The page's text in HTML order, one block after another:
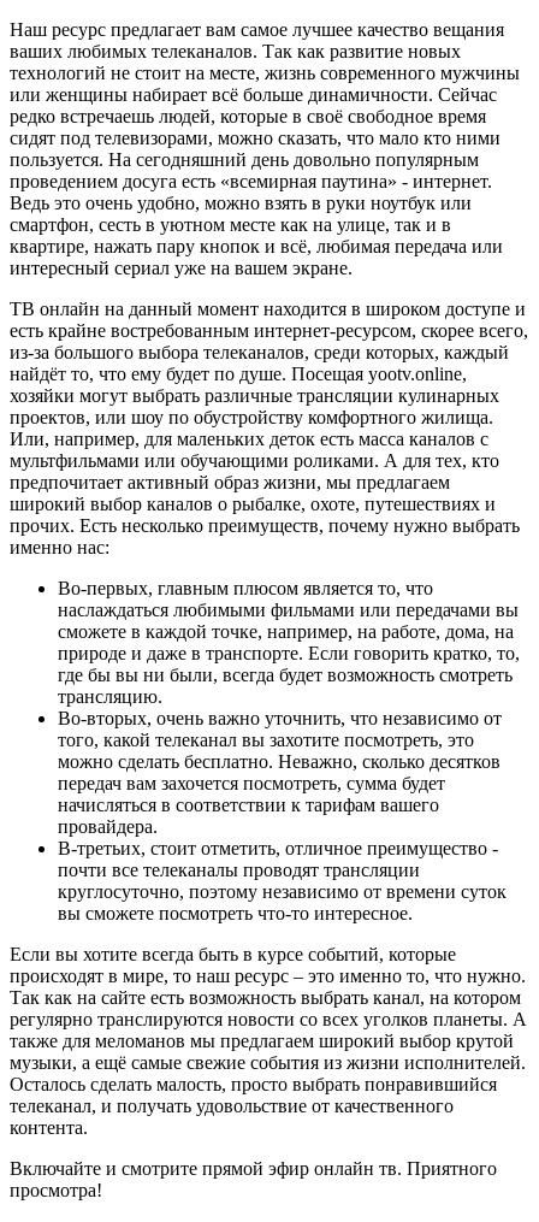
Наш ресурс предлагает вам самое лучшее качество вещания
ваших любимых телеканалов. Так как развитие новых
технологий не стоит на месте, жизнь современного мужчины
или женщины набирает всё больше динамичности. Сейчас
редко встречаешь людей, которые в своё свободное время
сидят под телевизорами, можно сказать, что мало кто ними
пользуется. На сегодняшний день довольно популярным
проведением досуга есть «всемирная паутина» - интернет.
Ведь это очень удобно, можно взять в руки ноутбук или
смартфон, сесть в уютном месте как на улице, так и в
квартире, нажать пару кнопок и всё, любимая передача или
интересный сериал уже на вашем экране.
ТВ онлайн на данный момент находится в широком доступе и
есть крайне востребованным интернет-ресурсом, скорее всего,
из-за большого выбора телеканалов, среди которых, каждый
найдёт то, что ему будет по душе. Посещая yootv.online,
хозяйки могут выбрать различные трансляции кулинарных
проектов, или шоу по обустройству комфортного жилища.
Или, например, для маленьких деток есть масса каналов с
мультфильмами или обучающими роликами. А для тех, кто
предпочитает активный образ жизни, мы предлагаем
широкий выбор каналов о рыбалке, охоте, путешествиях и
прочих. Есть несколько преимуществ, почему нужно выбрать
именно нас:
Во-первых, главным плюсом является то, что
наслаждаться любимыми фильмами или передачами вы
сможете в каждой точке, например, на работе, дома, на
природе и даже в транспорте. Если говорить кратко, то,
где бы вы ни были, всегда будет возможность смотреть
трансляцию.
Во-вторых, очень важно уточнить, что независимо от
того, какой телеканал вы захотите посмотреть, это
можно сделать бесплатно. Неважно, сколько десятков
передач вам захочется посмотреть, сумма будет
начисляться в соответствии к тарифам вашего
провайдера.
В-третьих, стоит отметить, отличное преимущество -
почти все телеканалы проводят трансляции
круглосуточно, поэтому независимо от времени суток
вы сможете посмотреть что-то интересное.
Если вы хотите всегда быть в курсе событий, которые
происходят в мире, то наш ресурс – это именно то, что нужно.
Так как на сайте есть возможность выбрать канал, на котором
регулярно транслируются новости со всех уголков планеты. А
также для меломанов мы предлагаем широкий выбор крутой
музыки, а ещё самые свежие события из жизни исполнителей.
Осталось сделать малость, просто выбрать понравившийся
телеканал, и получать удовольствие от качественного
контента.
Включайте и смотрите прямой эфир онлайн тв. Приятного
просмотра!